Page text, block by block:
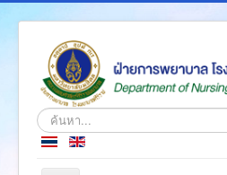
ค้นหา...